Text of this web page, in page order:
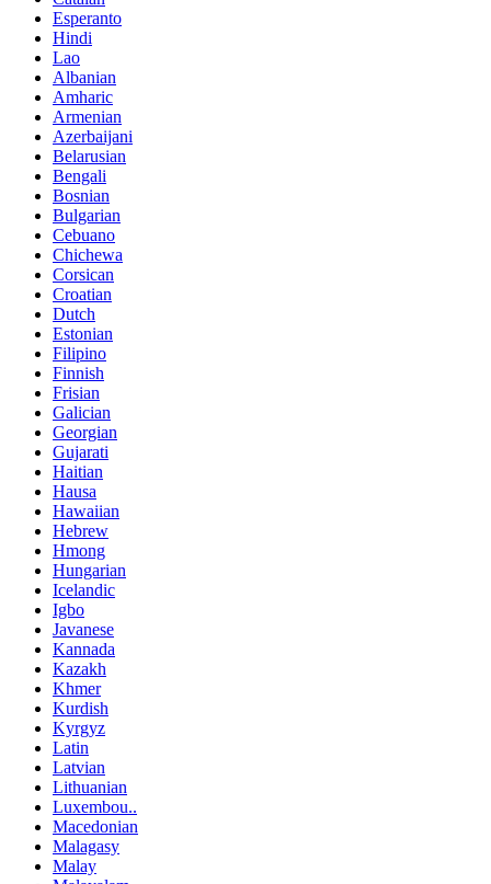
Esperanto
Hindi
Lao
Albanian
Amharic
Armenian
Azerbaijani
Belarusian
Bengali
Bosnian
Bulgarian
Cebuano
Chichewa
Corsican
Croatian
Dutch
Estonian
Filipino
Finnish
Frisian
Galician
Georgian
Gujarati
Haitian
Hausa
Hawaiian
Hebrew
Hmong
Hungarian
Icelandic
Igbo
Javanese
Kannada
Kazakh
Khmer
Kurdish
Kyrgyz
Latin
Latvian
Lithuanian
Luxembou..
Macedonian
Malagasy
Malay